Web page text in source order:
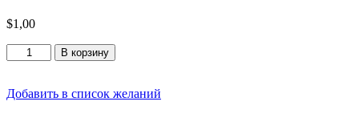
$1,00
Количество
товара
эквайринг
В корзину
Добавить в список желаний